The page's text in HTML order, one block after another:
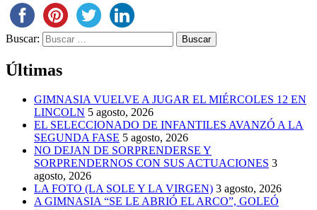
Buscar:
Últimas
GIMNASIA VUELVE A JUGAR EL MIÉRCOLES 12 EN
LINCOLN 5 agosto, 2026
EL SELECCIONADO DE INFANTILES AVANZÓ A LA
SEGUNDA FASE 5 agosto, 2026
NO DEJAN DE SORPRENDERSE Y
SORPRENDERNOS CON SUS ACTUACIONES 3
agosto, 2026
LA FOTO (LA SOLE Y LA VIRGEN) 3 agosto, 2026
A GIMNASIA “SE LE ABRIÓ EL ARCO”, GOLEÓ